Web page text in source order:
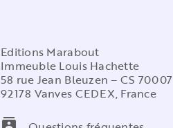
Editions Marabout
Immeuble Louis Hachette
58 rue Jean Bleuzen – CS 70007
92178 Vanves CEDEX, France